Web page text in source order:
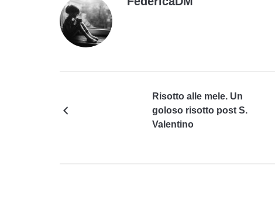
Risotto alle mele. Un
goloso risotto post S.
Valentino